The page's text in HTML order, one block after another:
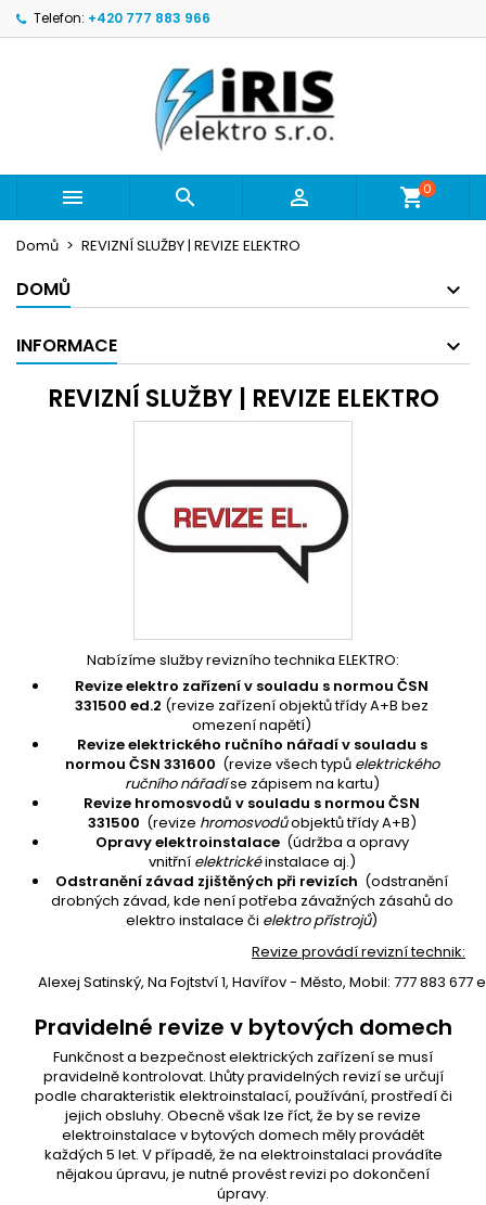
Telefon: +420 777 883 966
   0
Domů REVIZNÍ SLUŽBY | REVIZE ELEKTRO
DOMŮ
INFORMACE
REVIZNÍ SLUŽBY | REVIZE ELEKTRO
Nabízíme služby revizního technika ELEKTRO:
Revize elektro zařízení v souladu s normou ČSN
331500 ed.2 (revize zařízení objektů třídy A+B bez
omezení napětí)
Revize elektrického ručního nářadí v souladu s
normou ČSN 331600 (revize všech typů elektrického
ručního nářadíse zápisem na kartu)
Revize hromosvodů v souladu s normou ČSN
331500 (revize hromosvodůobjektů třídy A+B)
Opravy elektroinstalace (údržba a opravy
vnitřní elektrickéinstalace aj.)
Odstranění závad zjištěných při revizích (odstranění
drobných závad, kde není potřeba závažných zásahů do
elektro instalace či elektro přístrojů)
Revize provádí revizní technik:
Alexej Satinský, Na Fojtství 1, Havířov - Město, Mobil: 777 883 677
Pravidelné revize v bytových domech
Funkčnost a bezpečnost elektrických zařízení se musí
pravidelně kontrolovat. Lhůty pravidelných revizí se určují
podle charakteristik elektroinstalací, používání, prostředí či
jejich obsluhy. Obecně však lze říct, že by se revize
elektroinstalace v bytových domech měly provádět
každých 5 let. V případě, že na elektroinstalaci provádíte
nějakou úpravu, je nutné provést revizi po dokončení
úpravy.
Můj seznam přání
Vytvořit nový seznam
((modalTitle))
((confirmMessage))
Vytvořit seznam přání
Název seznamu přání
Vytvořit
Přihlásit se
Musíte být přihlášen, abyste si mohli výrobky uložit do
Zrušit